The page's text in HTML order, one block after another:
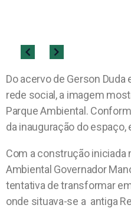
Do acervo de Gerson
rede social, a imagem
Parque Ambiental.
da inauguração do espaço,
Com a construção iniciada
Ambiental Governador
tentativa de transformar
onde situava-se a antiga